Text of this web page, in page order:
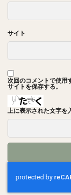
サイト
次回のコメントで使用
サイトを保存する。
上に表示された文字を